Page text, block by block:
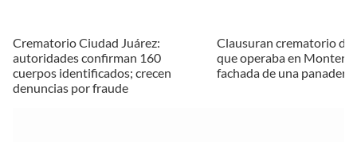
Crematorio Ciudad Juárez:
autoridades confirman 160
cuerpos identificados; crecen
denuncias por fraude
Clausuran crematorio de
que operaba en
fachada de una panadería